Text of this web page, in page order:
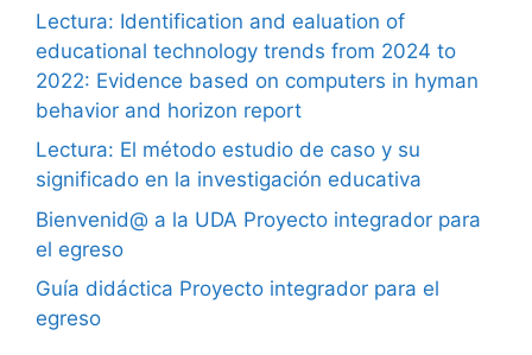
Lectura: Identification and ealuation of
educational technology trends from 2024 to
2022: Evidence based on computers in hyman
behavior and horizon report
Lectura: El método estudio de caso y su
significado en la investigación educativa
Bienvenid@ a la UDA Proyecto integrador para
el egreso
Guía didáctica Proyecto integrador para el
egreso